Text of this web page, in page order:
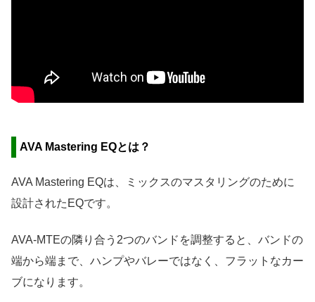
AVA Mastering EQとは？
AVA Mastering EQは、ミックスのマスタリングのために
設計されたEQです。
AVA-MTEの隣り合う2つのバンドを調整すると、バンドの
端から端まで、ハンプやバレーではなく、フラットなカー
ブになります。